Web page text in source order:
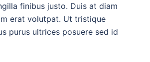
finibus justo. Duis at diam
erat volutpat. Ut tristique
purus ultrices posuere sed id